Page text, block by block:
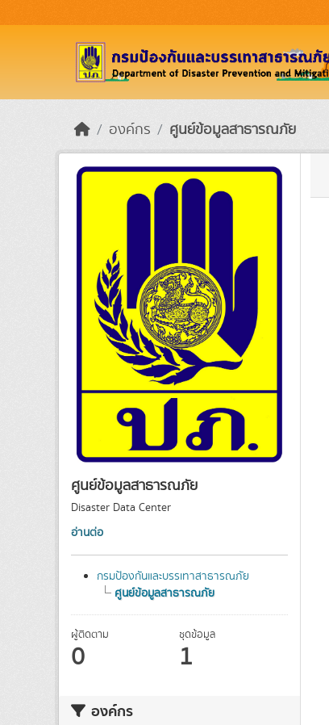
องค์กร ศูนย์ข้อมูลสาธารณภัย
ศูนย์ข้อมูลสาธารณภัย
Disaster Data Center
อ่านต่อ
กรมป้องกันและบรรเทาสาธารณภัย
ศูนย์ข้อมูลสาธารณภัย
ผู้ติดตาม
0
ชุดข้อมูล
1
องค์กร